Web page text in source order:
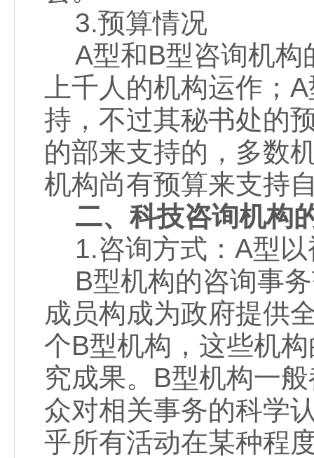
3.预算情况
A型和B型咨询机构
上千人的机构运作；
持，不过其秘书处的
的部来支持的，多数
机构尚有预算来支持
二、科技咨询机构
1.咨询方式：A型以
B型机构的咨询事务
成员构成为政府提供
个B型机构，这些机
究成果。B型机构一
众对相关事务的科学
乎所有活动在某种程